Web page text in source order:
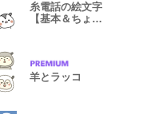
糸電話の絵文字
【基本＆ちょこ
羊とラッコ